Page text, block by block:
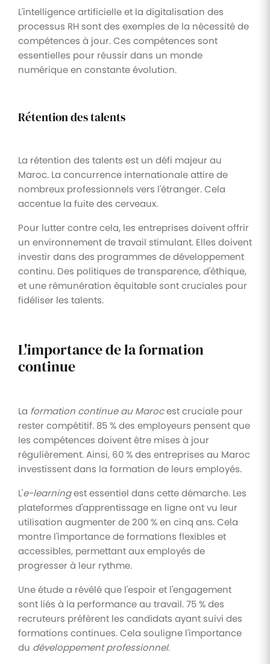
L'intelligence artificielle et la digitalisation des
processus RH sont des exemples de la nécessité de
compétences à jour. Ces compétences sont
essentielles pour réussir dans un monde
numérique en constante évolution.
Rétention des talents
La rétention des talents est un défi majeur au
Maroc. La concurrence internationale attire de
nombreux professionnels vers l'étranger. Cela
accentue la fuite des cerveaux.
Pour lutter contre cela, les entreprises doivent offrir
un environnement de travail stimulant. Elles doivent
investir dans des programmes de développement
continu. Des politiques de transparence, d'éthique,
et une rémunération équitable sont cruciales pour
fidéliser les talents.
L'importance de la formation
continue
La formation continue au Marocest cruciale pour
rester compétitif. 85 % des employeurs pensent que
les compétences doivent être mises à jour
régulièrement. Ainsi, 60 % des entreprises au Maroc
investissent dans la formation de leurs employés.
L'e-learningest essentiel dans cette démarche. Les
plateformes d'apprentissage en ligne ont vu leur
utilisation augmenter de 200 % en cinq ans. Cela
montre l'importance de formations flexibles et
accessibles, permettant aux employés de
progresser à leur rythme.
Une étude a révélé que l'espoir et l'engagement
sont liés à la performance au travail. 75 % des
recruteurs préfèrent les candidats ayant suivi des
formations continues. Cela souligne l'importance
du développement professionnel.